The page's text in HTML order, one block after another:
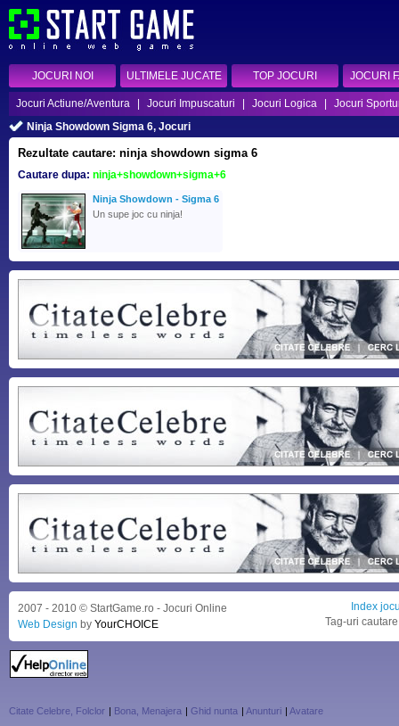
JOCURI NOI ULTIMELE JUCATE TOP JOCURI JOCURI
Jocuri Actiune/Aventura Jocuri Impuscaturi Jocuri Logica
Jocuri
Ninja Showdown Sigma 6, Jocuri
Rezultate cautare: ninja showdown sigma 6
Cautare dupa: ninja+showdown+sigma+6
Ninja Showdown - Sigma 6
Un supe joc cu ninja!
2007 - 2010 © StartGame.ro - Jocuri Online
Web Design by YourCHOICE
Index
Tag-uri
Citate Celebre, Folclor | Bona, Menajera | Ghid nunta | Anunturi | Avatare